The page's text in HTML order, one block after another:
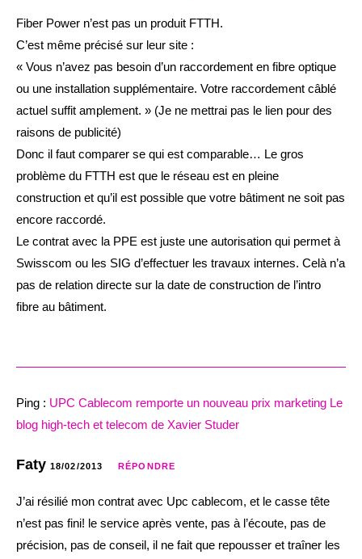
Fiber Power n’est pas un produit FTTH.
C’est même précisé sur leur site :
« Vous n’avez pas besoin d’un raccordement en fibre optique
ou une installation supplémentaire. Votre raccordement câblé
actuel suffit amplement. » (Je ne mettrai pas le lien pour des
raisons de publicité)
Donc il faut comparer se qui est comparable… Le gros
problème du FTTH est que le réseau est en pleine
construction et qu’il est possible que votre bâtiment ne soit pas
encore raccordé.
Le contrat avec la PPE est juste une autorisation qui permet à
Swisscom ou les SIG d’effectuer les travaux internes. Celà n’a
pas de relation directe sur la date de construction de l’intro
fibre au bâtiment.
Ping : UPC Cablecom remporte un nouveau prix marketing Le
blog high-tech et telecom de Xavier Studer
Faty 18/02/2013 RÉPONDRE
J’ai résilié mon contrat avec Upc cablecom, et le casse tête
n’est pas fini! le service après vente, pas à l’écoute, pas de
précision, pas de conseil, il ne fait que repousser et traîner les